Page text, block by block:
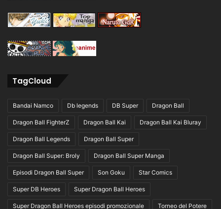
TagCloud
Bandai Namco Db legends DB Super Dragon Ball
Dragon Ball FighterZ Dragon Ball Kai Dragon Ball Kai Bluray
Dragon Ball Legends Dragon Ball Super
Dragon Ball Super: Broly Dragon Ball Super Manga
Episodi Dragon Ball Super Son Goku Star Comics
Super DB Heroes Super Dragon Ball Heroes
Super Dragon Ball Heroes episodi promozionale Torneo del Potere